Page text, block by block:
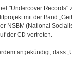
"Undercover Records"
mit der Band
NSBM (National
der CD vertreten.
angekündigt, dass